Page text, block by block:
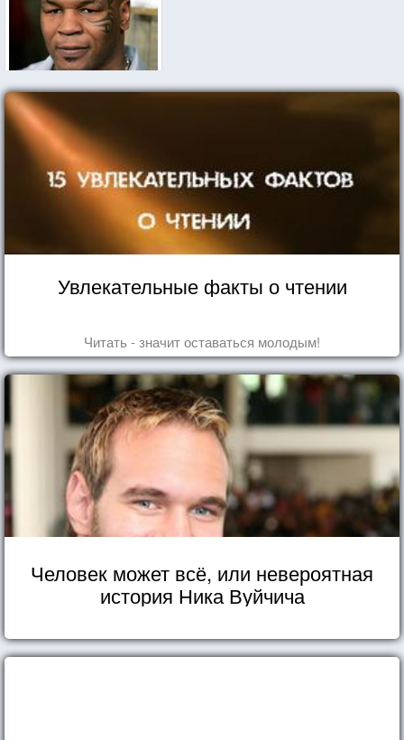
Увлекательные факты о чтении
Читать - значит оставаться молодым!
Человек может всё, или невероятная
история Ника Вуйчича